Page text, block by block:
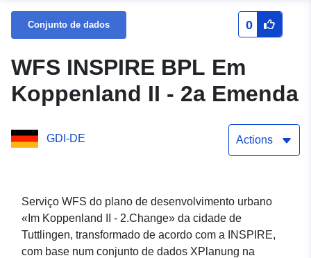
Conjunto de dados 0
WFS INSPIRE BPL Em
Koppenland II - 2a Emenda
GDI-DE Actions
Serviço WFS do plano de desenvolvimento urbano
«Im Koppenland II - 2.Change» da cidade de
Tuttlingen, transformado de acordo com a INSPIRE,
com base num conjunto de dados XPlanung na